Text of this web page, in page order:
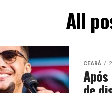
All
CEARÁ